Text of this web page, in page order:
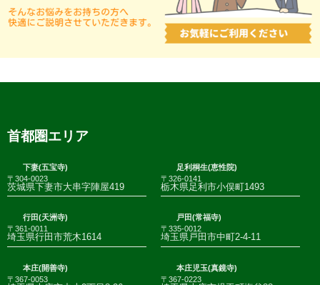
首都圏エリア
下妻(五宝寺)
〒304-0023
茨城県下妻市大串字陣屋419
足利桐生(恵性院)
〒326-0141
栃木県足利市小俣町1493
行田(天洲寺)
〒361-0011
埼玉県行田市荒木1614
戸田(常福寺)
〒335-0012
埼玉県戸田市中町2-4-11
本庄(開善寺)
〒367-0053
本庄児玉(真鏡寺)
〒367-0223